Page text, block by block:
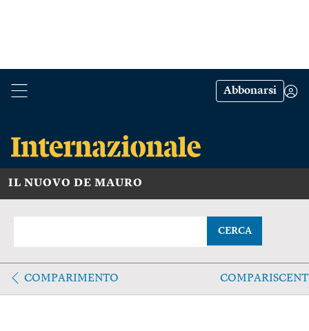
Abbonarsi
IL NUOVO DE MAURO
CERCA
COMPARIMENTO